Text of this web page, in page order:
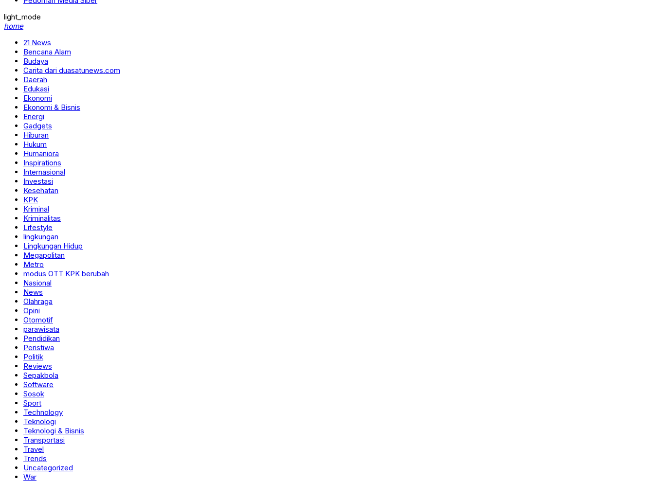
light_mode
home
21 News
Bencana Alam
Budaya
Carita dari duasatunews.com
Daerah
Edukasi
Ekonomi
Ekonomi & Bisnis
Energi
Gadgets
Hiburan
Hukum
Humaniora
Inspirations
Internasional
Investasi
Kesehatan
KPK
Kriminal
Kriminalitas
Lifestyle
lingkungan
Lingkungan Hidup
Megapolitan
Metro
modus OTT KPK berubah
Nasional
News
Olahraga
Opini
Otomotif
parawisata
Pendidikan
Peristiwa
Politik
Reviews
Sepakbola
Software
Sosok
Sport
Technology
Teknologi
Teknologi & Bisnis
Transportasi
Travel
Trends
Uncategorized
War